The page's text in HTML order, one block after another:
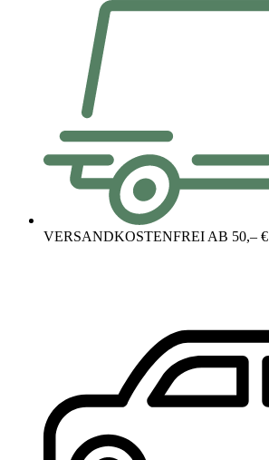
VERSANDKOSTENFREI AB 50,– €